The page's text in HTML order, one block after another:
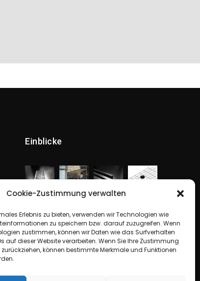
Cookie-Zustimmung verwalten
Erlebnis zu bieten, verwenden wir Technologien wie
zu speichern bzw. darauf zuzugreifen. Wenn
zustimmen, können wir Daten wie das Surfverhalten
auf dieser Website verarbeiten. Wenn Sie Ihre Zustimmung
können bestimmte Merkmale und Funktionen
Einblicke